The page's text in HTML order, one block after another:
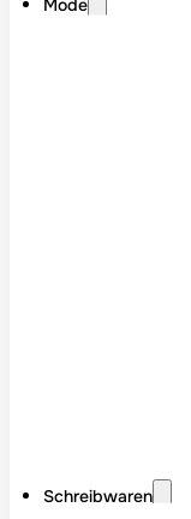
Schreibwaren